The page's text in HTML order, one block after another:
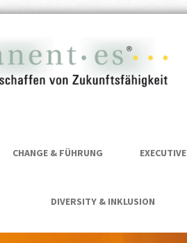
CHANGE & FÜHRUNG
DIVERSITY & INKLUSION